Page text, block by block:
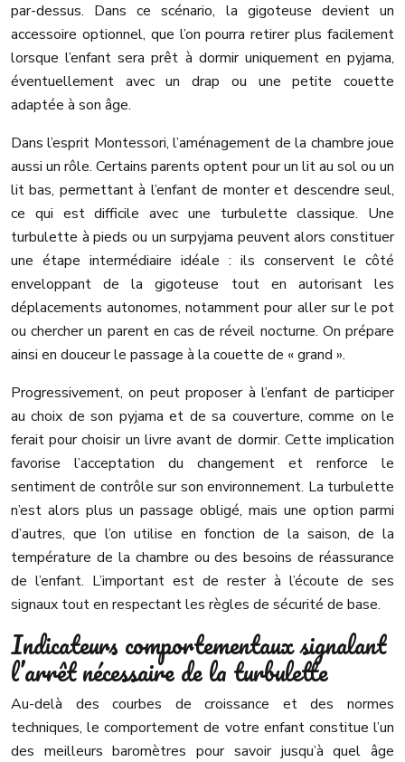
par-dessus. Dans ce scénario, la gigoteuse devient un
accessoire optionnel, que l’on pourra retirer plus facilement
lorsque l’enfant sera prêt à dormir uniquement en pyjama,
éventuellement avec un drap ou une petite couette
adaptée à son âge.
Dans l’esprit Montessori, l’aménagement de la chambre joue
aussi un rôle. Certains parents optent pour un lit au sol ou un
lit bas, permettant à l’enfant de monter et descendre seul,
ce qui est difficile avec une turbulette classique. Une
turbulette à pieds ou un surpyjama peuvent alors constituer
une étape intermédiaire idéale : ils conservent le côté
enveloppant de la gigoteuse tout en autorisant les
déplacements autonomes, notamment pour aller sur le pot
ou chercher un parent en cas de réveil nocturne. On prépare
ainsi en douceur le passage à la couette de « grand ».
Progressivement, on peut proposer à l’enfant de participer
au choix de son pyjama et de sa couverture, comme on le
ferait pour choisir un livre avant de dormir. Cette implication
favorise l’acceptation du changement et renforce le
sentiment de contrôle sur son environnement. La turbulette
n’est alors plus un passage obligé, mais une option parmi
d’autres, que l’on utilise en fonction de la saison, de la
température de la chambre ou des besoins de réassurance
de l’enfant. L’important est de rester à l’écoute de ses
signaux tout en respectant les règles de sécurité de base.
Indicateurs comportementaux signalant
l’arrêt nécessaire de la turbulette
Au-delà des courbes de croissance et des normes
techniques, le comportement de votre enfant constitue l’un
des meilleurs baromètres pour savoir jusqu’à quel âge